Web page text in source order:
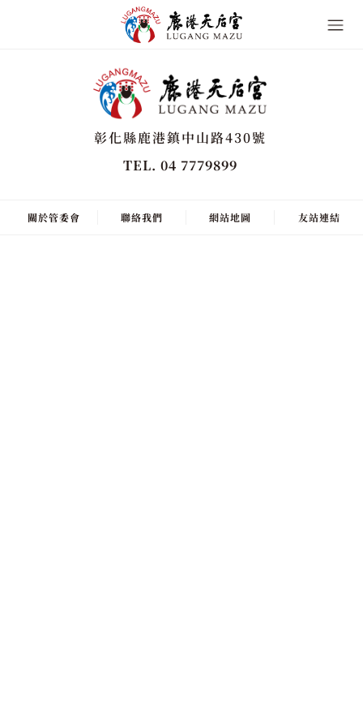
彰化縣鹿港鎮中山路430號
TEL. 04 7779899
關於管委會 聯絡我們 網站地圖 友站連結